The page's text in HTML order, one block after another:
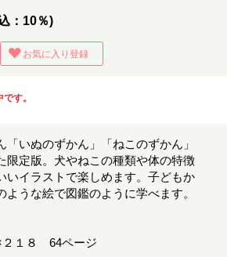
：10％)
お気に入り登録
す。
「いぬのずかん」「ねこのずかん」
限定版。犬やねこの種類や体の特徴
いイラストで楽しめます。子どもか
ような絵で図鑑のように学べます。
２１８ 64ページ